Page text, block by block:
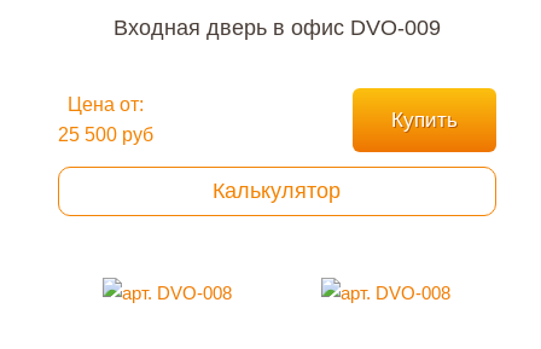
Входная дверь в офис DVO-009
Цена от:
25 500 руб
Купить
Калькулятор